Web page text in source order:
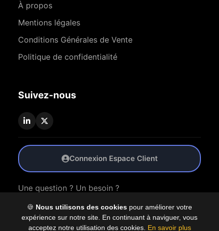
🍪 Nous utilisons des cookies pour améliorer votre
expérience sur notre site. En continuant à naviguer, vous
acceptez notre utilisation des cookies. En savoir plus
À propos
Mentions légales
Conditions Générales de Vente
Politique de confidentialité
Suivez-nous
Connexion Espace Client
Une question ? Un besoin ?
Nous Contacter